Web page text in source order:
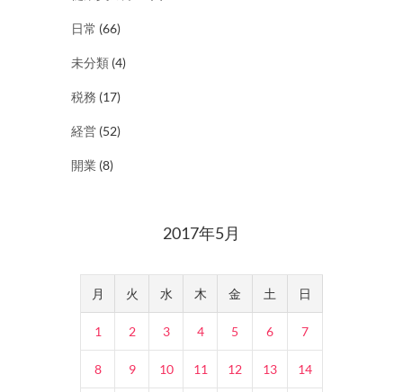
日常 (66)
未分類 (4)
税務 (17)
経営 (52)
開業 (8)
2017年5月
月 火 水 木 金 土 日
1 2 3 4 5 6 7
8 9 10 11 12 13 14